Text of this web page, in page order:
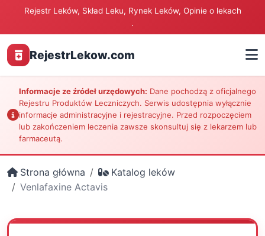
Rejestr Leków, Skład Leku, Rynek Leków, Opinie o lekach
.
RejestrLekow.com
Informacje ze źródeł urzędowych: Dane pochodzą z oficjalnego
Rejestru Produktów Leczniczych. Serwis udostępnia wyłącznie
informacje administracyjne i rejestracyjne. Przed rozpoczęciem
lub zakończeniem leczenia zawsze skonsultuj się z lekarzem lub
farmaceutą.
Strona główna
Katalog leków
Venlafaxine Actavis